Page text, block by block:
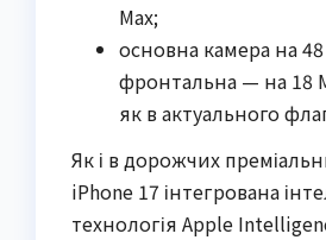
Max;
основна камера на
фронтальна — на 18
як в актуального
Як і в дорожчих
iPhone 17 інтегрована
технологія Apple